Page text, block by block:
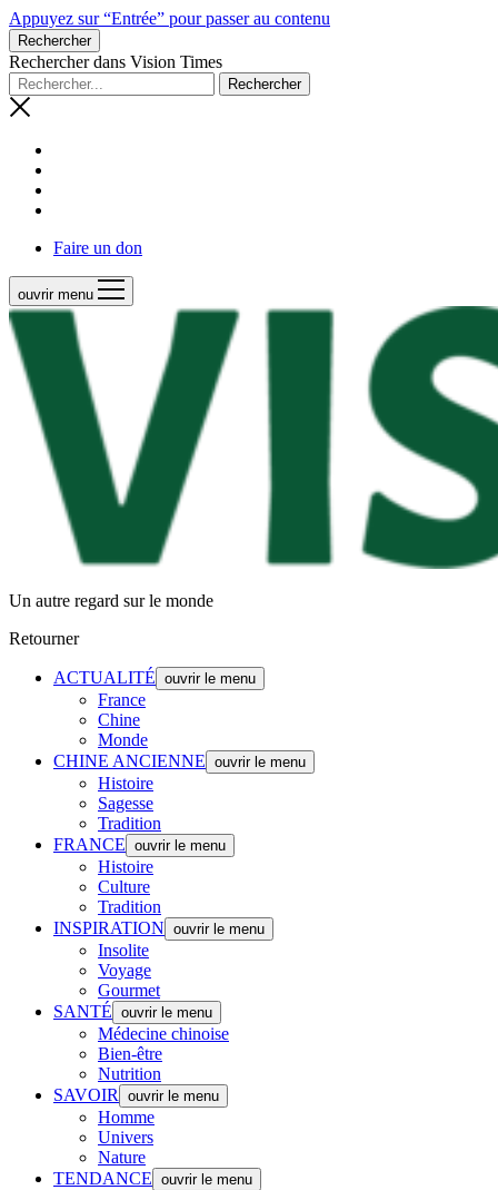
Appuyez sur “Entrée” pour passer au contenu
Rechercher
Rechercher dans Vision Times
Faire un don
ouvrir menu
Un autre regard sur le monde
Retourner
ACTUALITÉ ouvrir le menu
France
Chine
Monde
CHINE ANCIENNE ouvrir le menu
Histoire
Sagesse
Tradition
FRANCE ouvrir le menu
Histoire
Culture
Tradition
INSPIRATION ouvrir le menu
Insolite
Voyage
Gourmet
SANTÉ ouvrir le menu
Médecine chinoise
Bien-être
Nutrition
SAVOIR
ouvrir le menu
Homme
Univers
Nature
TENDANCE ouvrir le menu